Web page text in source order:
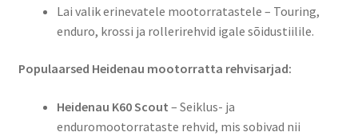
Kontakt
Lai valik erinevatele mootorratastele – Touring,
enduro, krossi ja rollerirehvid igale sõidustiilile.
Populaarsed Heidenau mootorratta rehvisarjad:
Heidenau K60 Scout – Seiklus- ja
enduromootorrataste rehvid, mis sobivad nii